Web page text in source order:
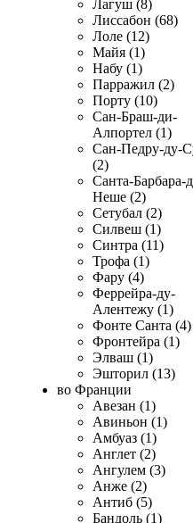
Лагуш (8)
Лиссабон (68)
Лоле (12)
Майя (1)
Набу (1)
Парражил (2)
Порту (10)
Сан-Браш-ди-
Алпортел (1)
Сан-Педру-ду-
(2)
Санта-Барбара-
Неше (2)
Сетубал (2)
Силвеш (1)
Синтра (11)
Трофа (1)
Фару (4)
Феррейра-ду-
Алентежу (1)
Фонте Санта (4)
Фронтейра (1)
Элваш (1)
Эшторил (13)
во Франции
Авезан (1)
Авиньон (1)
Амбуаз (1)
Англет (2)
Ангулем (3)
Анже (2)
Антиб (5)
Бандоль (1)